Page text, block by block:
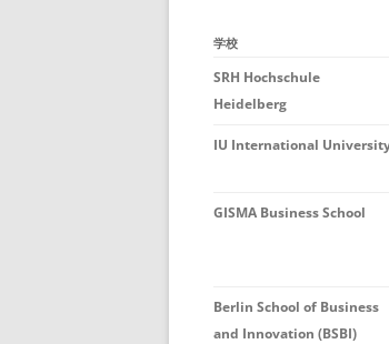
学校
SRH Hochschule
Heidelberg
IU International
GISMA Business School
Berlin School of Business
and Innovation (BSBI)